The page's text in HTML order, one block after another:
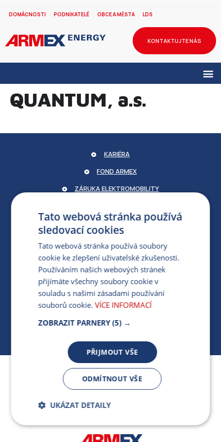
DOMÁCNOSTI PODNIKATELÉ OBCE A MĚSTA LDS
KONTAKTUJTE NÁS
QUANTUM, a.s.
Jsme součástí skupiny ARMEX a členem Asociace
nezávislých dodavatelů energií.
KARIÉRA
FOND ARMEX
ZÁRUKA ELEKTROMOBILITY
PRO MÉDIA
MÁM DOTAZ KE STÁVAJÍCÍ SMLOUVĚ
412 154 154
PO-PÁ 7:30-17:00
Tato webová stránka používá
sledovací cookies
Tato webová stránka používá soubory
cookie ke zlepšení uživatelské zkušenosti.
Používáním našich webových stránek
přijímáte všechny soubory cookie v
souladu s našimi zásadami používání
souborů cookie. VÍCE INFORMACÍ
ZOBRAZIT PARNERY (5) →
PŘIJMOUT VŠE
ODMÍTNOUT VŠE
UKÁZAT DETAILY
Bezpodmínečně
nutné soubory
Výkonnostní